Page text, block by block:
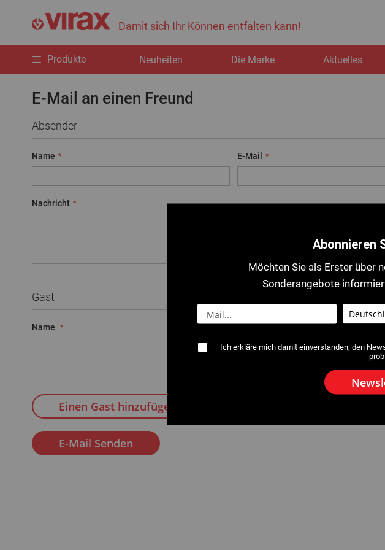
Damit sich Ihr Können entfalten kann!
Produkte Neuheiten Die Marke Aktuelles
E-Mail an einen Freund
Absender
Name E-Mail
Nachricht
Gast
Name E-Mail
Einen Gast hinzufügen
E-Mail Senden
Abonnieren
Möchten Sie als Erster über
Sonderangebote
Ich erkläre mich damit einverstanden, den